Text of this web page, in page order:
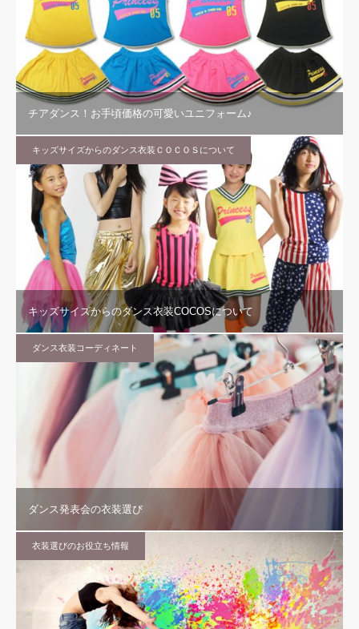
チアダンス！お手頃価格の可愛いユニフォーム♪
キッズサイズからのダンス衣装ＣＯＣＯＳについて
キッズサイズからのダンス衣装COCOSについて
ダンス衣装コーディネート
ダンス発表会の衣装選び
衣装選びのお役立ち情報